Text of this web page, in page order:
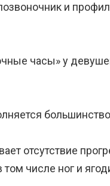
и
часы» у
большинство
отсутствие
числе ног и